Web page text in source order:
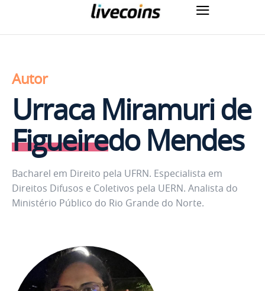
Autor
Urraca Miramuri de
Figueiredo Mendes
Bacharel em Direito pela UFRN. Especialista em
Direitos Difusos e Coletivos pela UERN. Analista do
Ministério Público do Rio Grande do Norte.